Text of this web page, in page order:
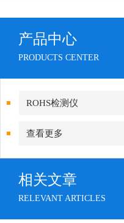
产品中心
PRODUCTS CENTER
ROHS检测仪
查看更多
相关文章
RELEVANT ARTICLES